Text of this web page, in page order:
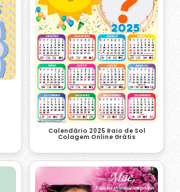
Calendário 2025 Raio de Sol
Colagem Online Grátis